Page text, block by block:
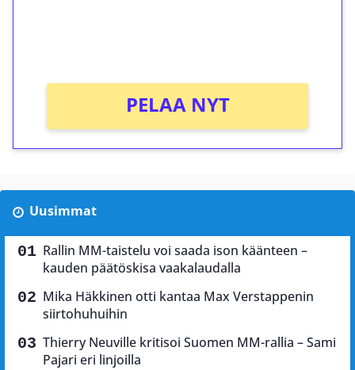
PELAA NYT
Uusimmat
Rallin MM-taistelu voi saada ison käänteen –
kauden päätöskisa vaakalaudalla
Mika Häkkinen otti kantaa Max Verstappenin
siirtohuhuihin
Thierry Neuville kritisoi Suomen MM-rallia – Sami
Pajari eri linjoilla